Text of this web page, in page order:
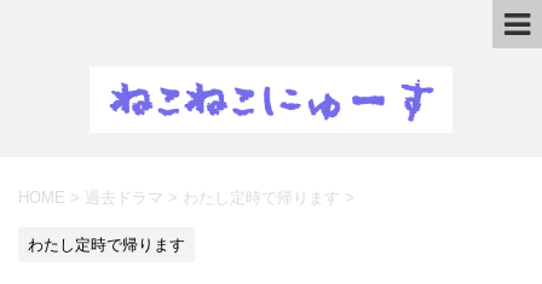
HOME > 過去ドラマ > わたし定時で帰ります >
わたし定時で帰ります